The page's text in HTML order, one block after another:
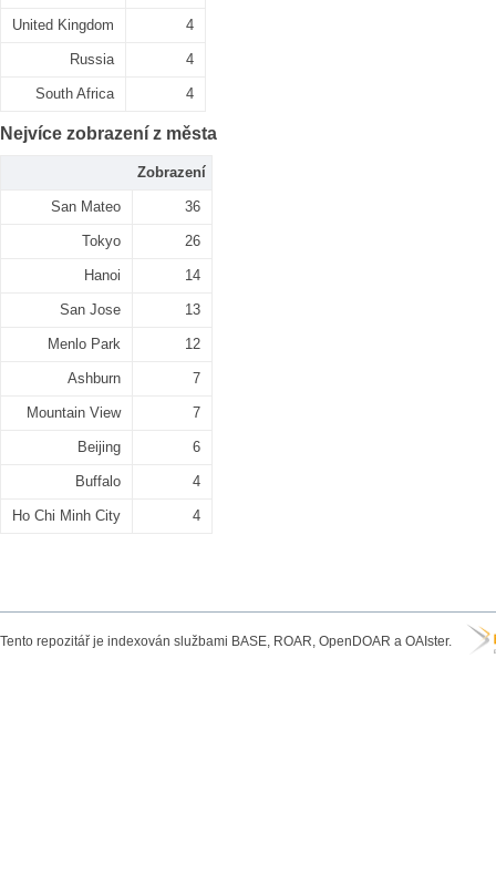
United Kingdom 4
Russia 4
South Africa 4
Nejvíce zobrazení z města
Zobrazení
San Mateo 36
Tokyo 26
Hanoi 14
San Jose 13
Menlo Park 12
Ashburn 7
Mountain View 7
Beijing 6
Buffalo 4
Ho Chi Minh City 4
Tento repozitář je indexován službami BASE, ROAR, OpenDOAR a OAIster.